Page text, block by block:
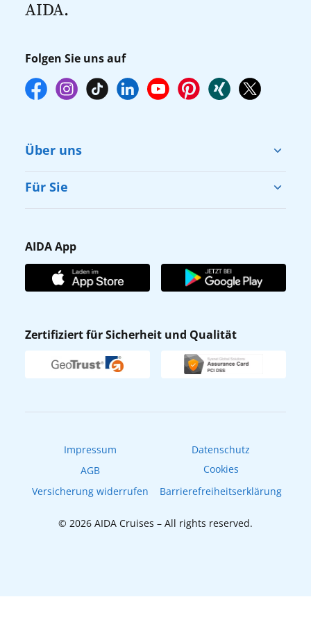
online über myAIDA vorzunehmen.
AIDA.
Folgen Sie uns auf
Über uns
Cruise & Help
Karriere
Affiliateprogramm
Verhaltens- & Ethikkodex
Newsletter
Für Sie
Gästefragebogen
AIDA Club
AIDA App
AIDA App
Zertifiziert für Sicherheit und Qualität
Impressum
Datenschutz
AGB
Cookies
Versicherung widerrufen
Barrierefreiheitserklärung
© 2026 AIDA Cruises – All rights reserved.